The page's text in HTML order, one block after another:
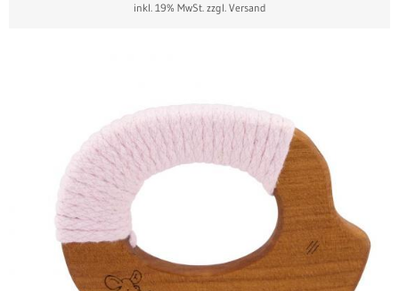
inkl. 19% MwSt. zzgl. Versand